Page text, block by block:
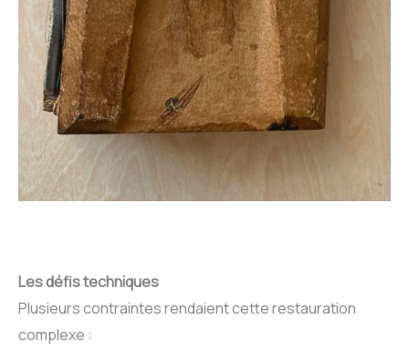
Les défis techniques
Plusieurs contraintes rendaient cette restauration
complexe :